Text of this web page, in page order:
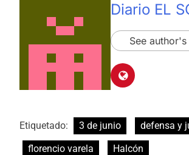
Diario EL
See
Etiquetado: 3 de junio
defensa y
florencio varela
Halcón